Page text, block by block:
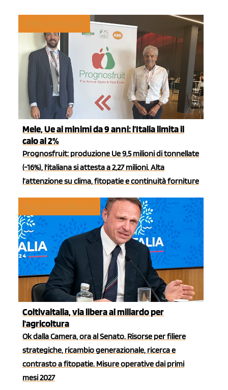
Mele, Ue ai minimi da 9 anni: l’Italia limita il
calo al 2%
Prognosfruit: produzione Ue 9,5 milioni di tonnellate
(-16%), l'italiana si attesta a 2,27 milioni. Alta
l’attenzione su clima, fitopatie e continuità forniture
Coltivaitalia, via libera al miliardo per
l'agricoltura
Ok dalla Camera, ora al Senato. Risorse per filiere
strategiche, ricambio generazionale, ricerca e
contrasto a fitopatie. Misure operative dai primi
mesi 2027